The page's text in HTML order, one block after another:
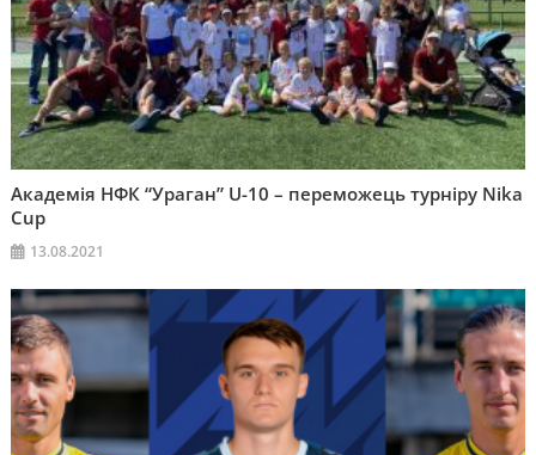
Академія НФК “Ураган” U-10 – переможець турніру Nika
Cup
13.08.2021